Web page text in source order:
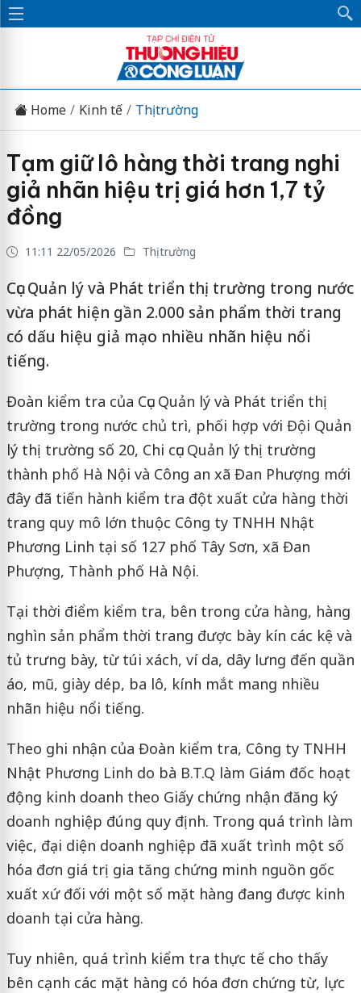
Home Kinh tế Thị trường
Tạm giữ lô hàng thời trang nghi
giả nhãn hiệu trị giá hơn 1,7 tỷ
đồng
11:11 22/05/2026 Thị trường
Cục Quản lý và Phát triển thị trường trong nước
vừa phát hiện gần 2.000 sản phẩm thời trang
có dấu hiệu giả mạo nhiều nhãn hiệu nổi
tiếng.
Đoàn kiểm tra của Cục Quản lý và Phát triển thị
trường trong nước chủ trì, phối hợp với Đội Quản
lý thị trường số 20, Chi cục Quản lý thị trường
thành phố Hà Nội và Công an xã Đan Phượng mới
đây đã tiến hành kiểm tra đột xuất cửa hàng thời
trang quy mô lớn thuộc Công ty TNHH Nhật
Phương Linh tại số 127 phố Tây Sơn, xã Đan
Phượng, Thành phố Hà Nội.
Tại thời điểm kiểm tra, bên trong cửa hàng, hàng
nghìn sản phẩm thời trang được bày kín các kệ và
tủ trưng bày, từ túi xách, ví da, dây lưng đến quần
áo, mũ, giày dép, ba lô, kính mắt mang nhiều
nhãn hiệu nổi tiếng.
Theo ghi nhận của Đoàn kiểm tra, Công ty TNHH
Nhật Phương Linh do bà B.T.Q làm Giám đốc hoạt
động kinh doanh theo Giấy chứng nhận đăng ký
doanh nghiệp đúng quy định. Trong quá trình làm
việc, đại diện doanh nghiệp đã xuất trình một số
hóa đơn giá trị gia tăng chứng minh nguồn gốc
xuất xứ đối với một số mặt hàng đang được kinh
doanh tại cửa hàng.
Tuy nhiên, quá trình kiểm tra thực tế cho thấy
bên cạnh các mặt hàng có hóa đơn chứng từ, lực